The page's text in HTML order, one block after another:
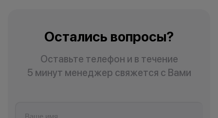
можете доплатить картой,
рассрочку или кредит. По
программе Trade-in бонусная
программа работает только при
Остались вопросы?
Оставьте телефон и в течение
5 минут менеджер свяжется с Вами